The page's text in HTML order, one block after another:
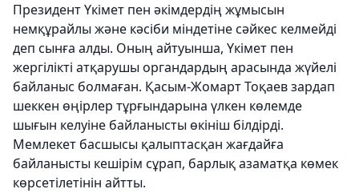
Президент Үкімет пен әкімдердің жұмысын
немқұрайлы және кәсіби міндетіне сәйкес келмейді
деп сынға алды. Оның айтуынша, Үкімет пен
жергілікті атқарушы органдардың арасында жүйелі
байланыс болмаған. Қасым-Жомарт Тоқаев зардап
шеккен өңірлер тұрғындарына үлкен көлемде
шығын келуіне байланысты өкініш білдірді.
Мемлекет басшысы қалыптасқан жағдайға
байланысты кешірім сұрап, барлық азаматқа көмек
көрсетілетінін айтты.